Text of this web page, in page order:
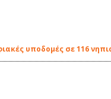
υποδομές σε 116